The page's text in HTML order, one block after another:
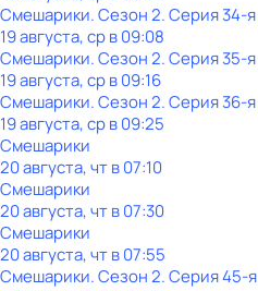
Смешарики. Сезон 2. Серия 34-я
19 августа, ср в 09:08
Смешарики. Сезон 2. Серия 35-я
19 августа, ср в 09:16
Смешарики. Сезон 2. Серия 36-я
19 августа, ср в 09:25
Смешарики
20 августа, чт в 07:10
Смешарики
20 августа, чт в 07:30
Смешарики
20 августа, чт в 07:55
Смешарики. Сезон 2. Серия 45-я